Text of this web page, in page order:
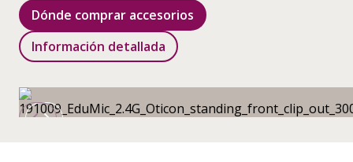
Dónde comprar accesorios
Información detallada